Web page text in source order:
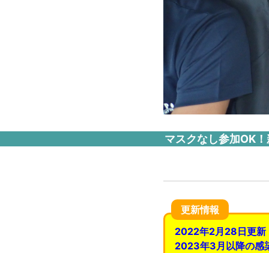
マスクなし参加OK
更新情報
2022年2月28日更新
2023年3月以降の感